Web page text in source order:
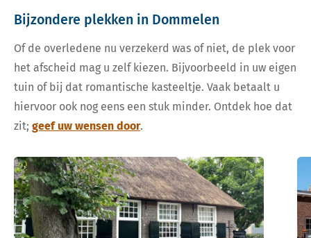
Bijzondere plekken in Dommelen
Of de overledene nu verzekerd was of niet, de plek voor
het afscheid mag u zelf kiezen. Bijvoorbeeld in uw eigen
tuin of bij dat romantische kasteeltje. Vaak betaalt u
hiervoor ook nog eens een stuk minder. Ontdek hoe dat
zit; geef uw wensen door.